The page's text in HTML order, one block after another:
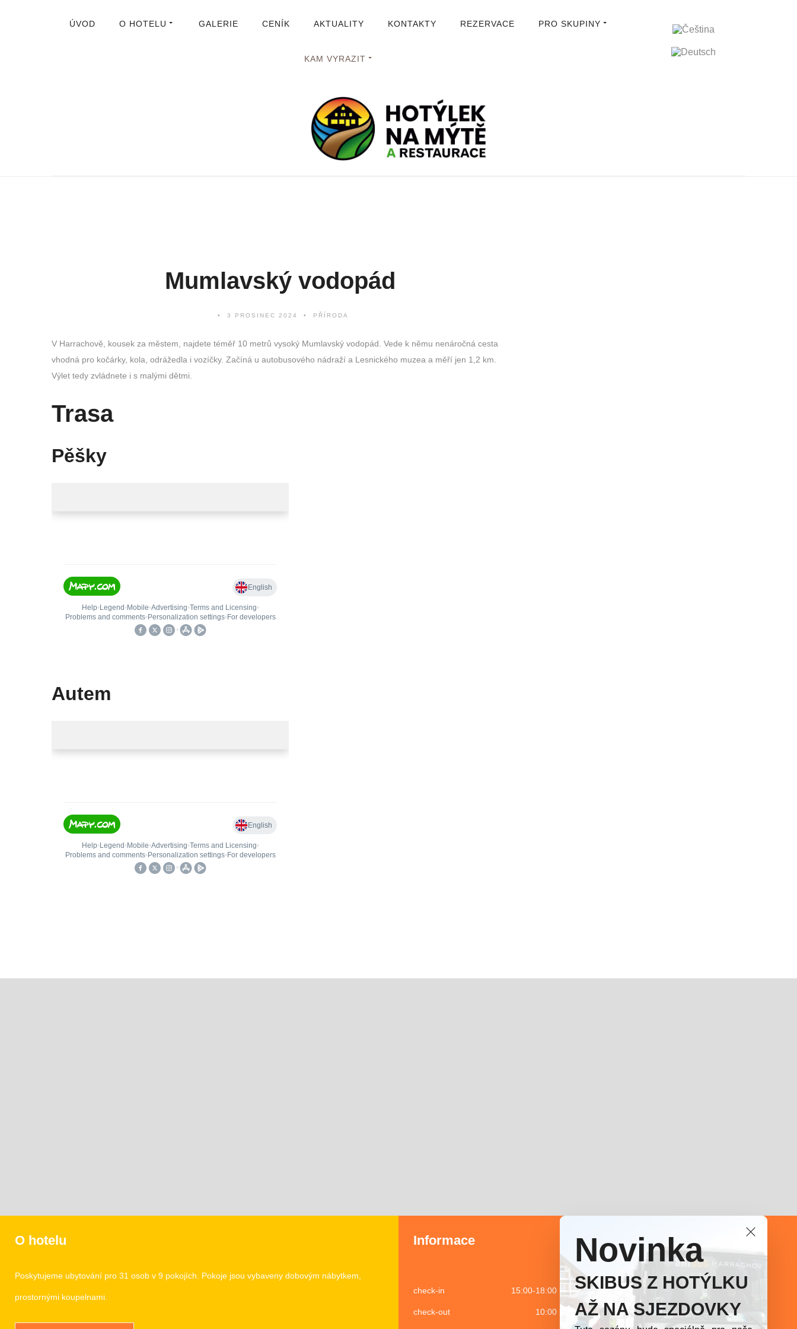
ÚVOD O HOTELU GALERIE CENÍK AKTUALITY KONTAKTY REZERVACE PRO SKUPINY
KAM VYRAZIT
Novinka
SKIBUS Z HOTÝLKU
AŽ NA SJEZDOVKY
Mumlavský vodopád
3 PROSINEC 2024 PŘÍRODA
V Harrachově, kousek za městem, najdete téměř 10 metrů vysoký Mumlavský vodopád. Vede k němu nenáročná cesta
vhodná pro kočárky, kola, odrážedla i vozíčky. Začíná u autobusového nádraží a Lesnického muzea a měří jen 1,2 km.
Výlet tedy zvládnete i s malými dětmi.
Trasa
Pěšky
Autem
O hotelu
Poskytujeme ubytování pro 31 osob v 9 pokojích. Pokoje jsou vybaveny dobovým nábytkem,
prostornými koupelnami.
Informace
check-in 15:00-18:00 hod.
check-out 10:00 hod.